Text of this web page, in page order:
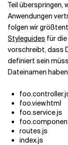
Teil überspringen,
Anwendungen
folgen wir
Styleguides für
vorschreibt, dass
definiert sein
Dateinamen
foo.view.html
foo.service.js
routes.js
index.js